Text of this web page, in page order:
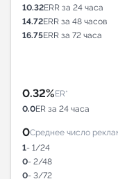
10.32ERR за 24 часа
14.72ERR за 48 часов
16.75ERR за 72 часа
0.32%ER*
0.0ER за 24 часа
0Среднее число
1- 1/24
0- 2/48
0- 3/72